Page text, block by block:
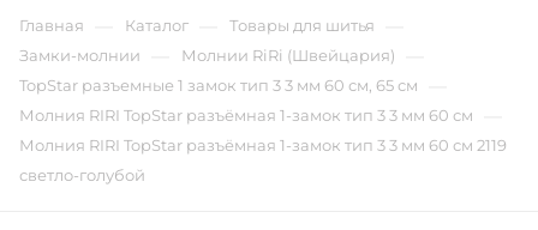
Главная Каталог Товары для шитья
Замки-молнии Молнии RiRi (Швейцария)
TopStar разъемные 1 замок тип 3 3 мм 60 см, 65 см
Молния RIRI TopStar разъёмная 1-замок тип 3 3 мм 60 см
Молния RIRI TopStar разъёмная 1-замок тип 3 3 мм 60 см 2119
светло-голубой